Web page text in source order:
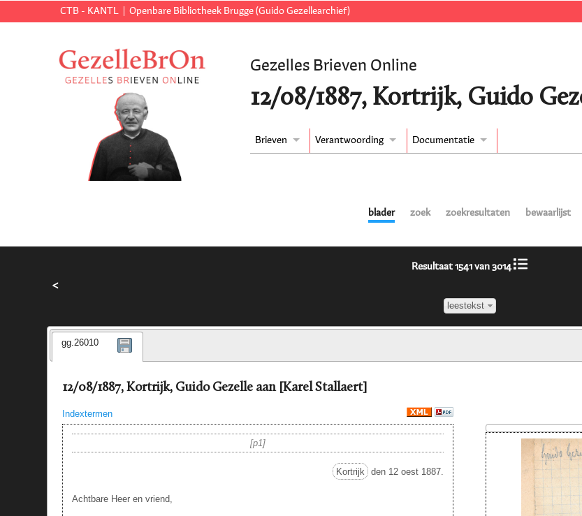
CTB - KANTL Openbare Bibliotheek Brugge (Guido Gezellearchief)
Gezelles Brieven Online
12/08/1887, Kortrijk, Guido
Brieven Verantwoording Documentatie
blader zoek zoekresultaten bewaarlijst
<
Resultaat 1541 van 3014
leestekst
gg.26010
12/08/1887, Kortrijk, Guido Gezelle aan [Karel Stallaert]
Indextermen
p1
Kortrijk den 12 oest 1887.
Achtbare Heer en vriend,